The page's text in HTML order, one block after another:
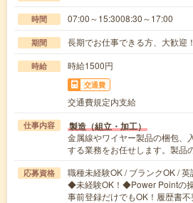
時間 07:00～15:3008:30～17:00
期間 長期でお仕事できる方、大歓迎！
時給 時給1500円
交通費
交通費規定内支給
仕事内容 製造（組立・加工）
金属線やワイヤー製品の梱包、
する業務をお任せします。製品
応募資格
職種未経験OK / ブランクOK /
◆未経験OK！◆Power Pointの
事前登録だけでもOK！履歴書